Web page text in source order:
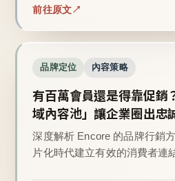
前往原文
品牌定位 內容策略
有百萬會員還是得靠促銷
域內容池」讓企業圈出忠
深度解析 Encore 的品牌行銷
片化時代建立有效的消費者連